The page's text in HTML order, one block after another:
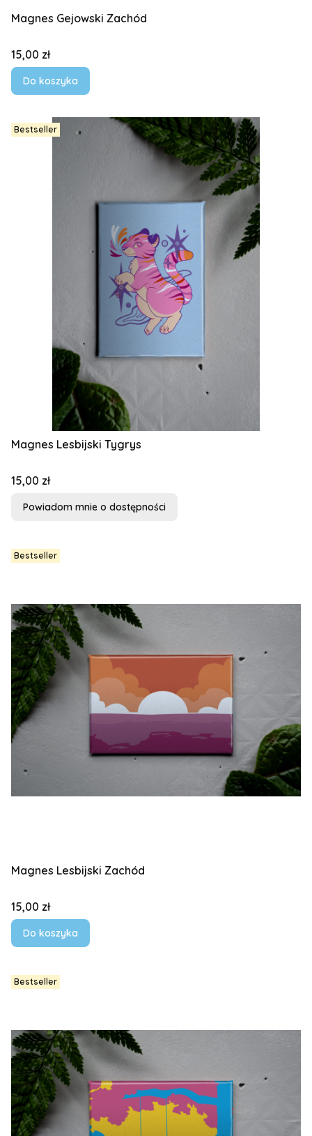
Magnes Gejowski Zachód
Cena
15,00 zł
Do koszyka
Bestseller
Magnes Lesbijski Tygrys
Cena
15,00 zł
Powiadom mnie o dostępności
Bestseller
Magnes Lesbijski Zachód
Cena
15,00 zł
Do koszyka
Bestseller